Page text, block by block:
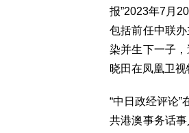
报”2023年7月
包括前任中联
染并生下一子
晓田在凤凰卫视
“中日政经评论
共港澳事务话